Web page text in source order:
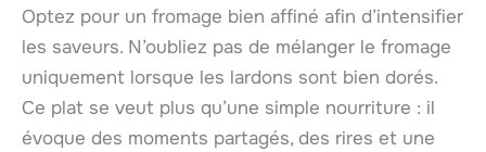
Optez pour un fromage bien affiné afin d’intensifier
les saveurs. N’oubliez pas de mélanger le fromage
uniquement lorsque les lardons sont bien dorés.
Ce plat se veut plus qu’une simple nourriture : il
évoque des moments partagés, des rires et une